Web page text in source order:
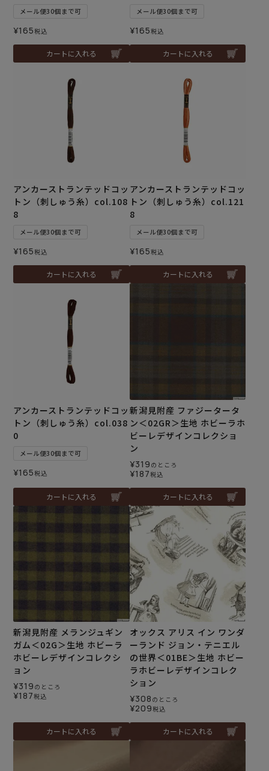
メール便30個まで可
¥165税込
カートに入れる
メール便30個まで可
¥165税込
カートに入れる
アンカーストランテッドコッ
トン（刺しゅう糸）col.108
8
メール便30個まで可
¥165税込
カートに入れる
アンカーストランテッドコッ
トン（刺しゅう糸）col.121
8
メール便30個まで可
¥165税込
カートに入れる
アンカーストランテッドコッ
トン（刺しゅう糸）col.038
0
メール便30個まで可
¥165税込
カートに入れる
新潟見附産 ファジータータ
ン＜02GR＞生地 ホビーラホ
ビーレデザインコレクショ
ン
¥319 のところ
¥187税込
カートに入れる
新潟見附産 メランジュギン
ガム＜02G＞生地 ホビーラ
ホビーレデザインコレクシ
ョン
¥319 のところ
¥187税込
カートに入れる
オックス アリス イン ワンダ
ーランド ジョン・テニエル
の世界＜01BE＞生地 ホビー
ラホビーレデザインコレク
ション
¥308 のところ
¥209税込
カートに入れる